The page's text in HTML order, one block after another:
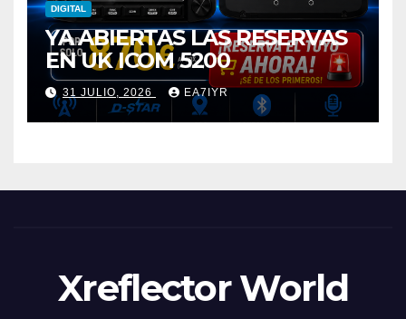
DIGITAL
YA ABIERTAS LAS RESERVAS
EN UK ICOM 5200
31 JULIO, 2026 EA7IYR
Xreflector World